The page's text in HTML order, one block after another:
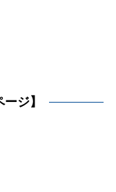
ジ】